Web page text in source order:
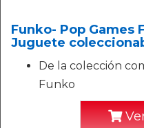
Funko- Pop Games
Juguete
De la colección
Funko